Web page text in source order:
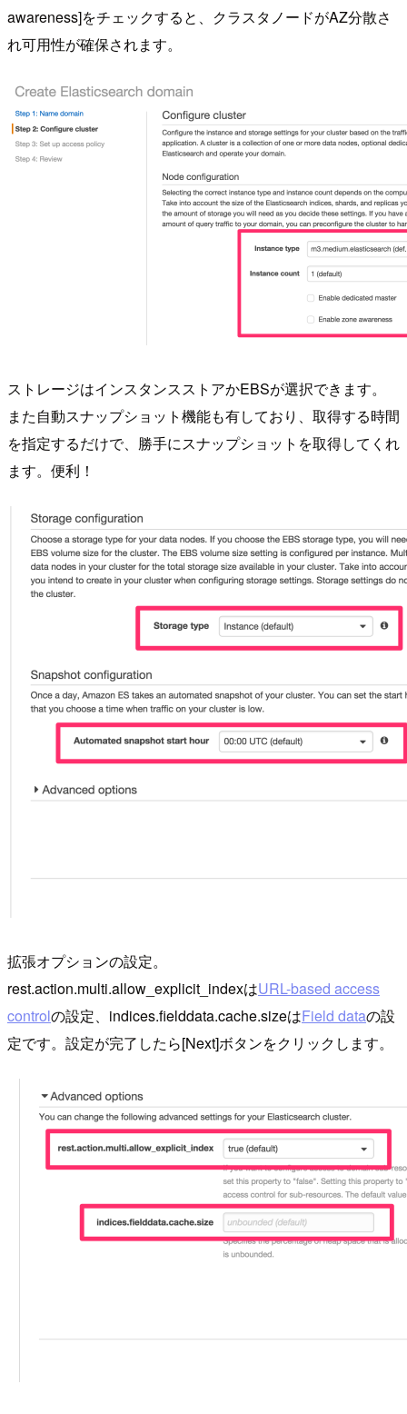
awareness]をチェックすると、クラスタノードがAZ分散さ
れ可用性が確保されます。
ストレージはインスタンスストアかEBSが選択できます。
また自動スナップショット機能も有しており、取得する時間
を指定するだけで、勝手にスナップショットを取得してくれ
ます。便利！
拡張オプションの設定。
rest.action.multi.allow_explicit_indexはURL-based access
controlの設定、indices.fielddata.cache.sizeはField dataの設
定です。設定が完了したら[Next]ボタンをクリックします。